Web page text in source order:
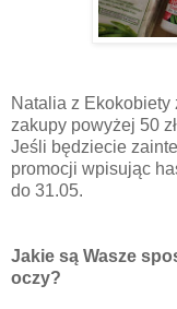
Natalia z Ekokobiety
zakupy powyżej 50
Jeśli będziecie
promocji wpisując
do 31.05.
Jakie są Wasze
oczy?